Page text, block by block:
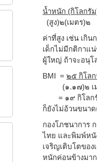
น้ำหนัก (กิโลกรั
(สูง)๒(เมตร)๒
ค่าที่สูง เช่น เกิน
เด็กไม่มีกติกาแ
ผู้ใหญ่ ถ้าจะอนุ
BMI = ๒๕ กิโลก
(๑.๑๗)๒ เ
= ๑๙ กิโลกรั
ก็ยังไม่อ้วนขนา
กองโภชนาการ
ไทย และพิมพ์หนั
เจริญเติบโตขอ
หนักค่อนข้างมา